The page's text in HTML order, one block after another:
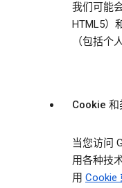
我们可能
HTML5）
（包括个
Cookie 和
当您访问
用各种技
用 Cookie